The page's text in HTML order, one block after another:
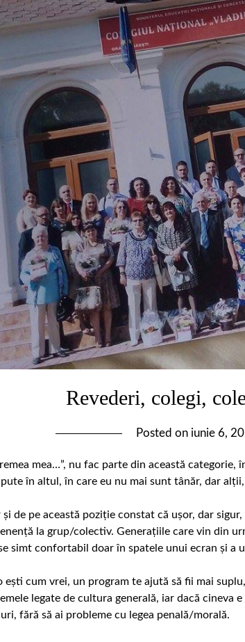
Revederi, colegi,
Posted on iunie 6,
mea…”, nu fac parte din această
în altul, în care eu nu mai sunt tânăr, dar
și de pe această poziție constat că ușor, dar
la grup/colectiv. Generațiile care vin din
simt confortabil doar în spatele unui ecran și a
eşti cum vrei, un program te ajută să fii mai
legate de cultura generală, iar dacă cineva
fără să ai probleme cu legea penală/morală.